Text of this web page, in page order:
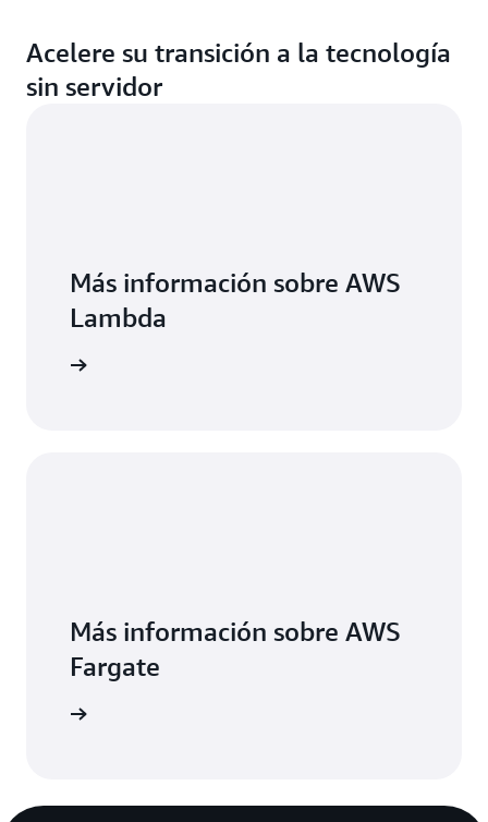
Acelere su transición a la tecnología
sin servidor
Más información sobre AWS
Lambda
Más información sobre AWS
Fargate